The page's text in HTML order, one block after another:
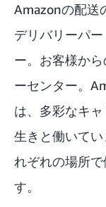
Amazonの配送
デリバリーパ
ー。お客様か
ーセンター。
は、多彩なキ
生きと働いて
れぞれの場所
す。